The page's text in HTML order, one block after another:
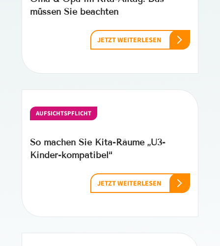
müssen Sie beachten
JETZT WEITERLESEN
AUFSICHTSPFLICHT
So machen Sie Kita-Räume „U3-
Kinder-kompatibel“
JETZT WEITERLESEN